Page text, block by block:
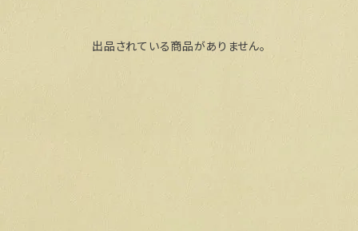
出品されている商品がありません。